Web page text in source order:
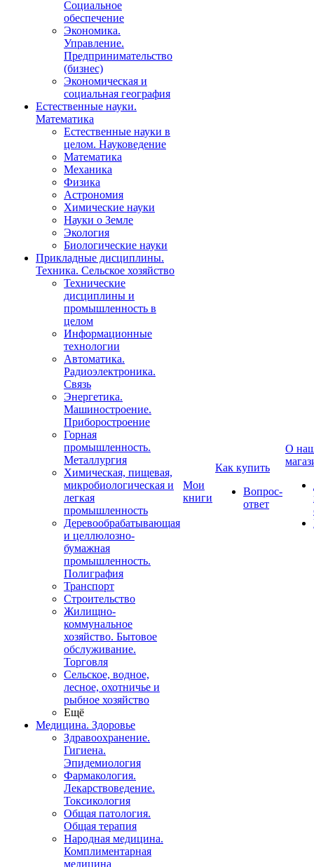
Социальное
обеспечение
Экономика.
Управление.
Предпринимательство
(бизнес)
Экономическая и
социальная география
Естественные науки.
Математика
Естественные науки в
целом. Науковедение
Математика
Механика
Физика
Астрономия
Химические науки
Науки о Земле
Экология
Биологические науки
Прикладные дисциплины.
Техника. Сельское хозяйство
Технические
дисциплины и
промышленность в
целом
Информационные
технологии
Автоматика.
Радиоэлектроника.
Связь
Энергетика.
Машиностроение.
Приборостроение
Горная
промышленность.
Металлургия
Химическая, пищевая,
микробиологическая и
легкая
промышленность
Деревообрабатывающая
и целлюлозно-
бумажная
промышленность.
Полиграфия
Транспорт
Строительство
Жилищно-
коммунальное
хозяйство. Бытовое
обслуживание.
Торговля
Сельское, водное,
лесное, охотничье и
рыбное хозяйство
Ещё
Медицина. Здоровье
Здравоохранение.
Гигиена.
Эпидемиология
Фармакология.
Лекарствоведение.
Токсикология
Общая патология.
Общая терапия
Народная медицина.
Комплиментарная
медицина
Мои
книги
Как купить
Вопрос-
ответ
О